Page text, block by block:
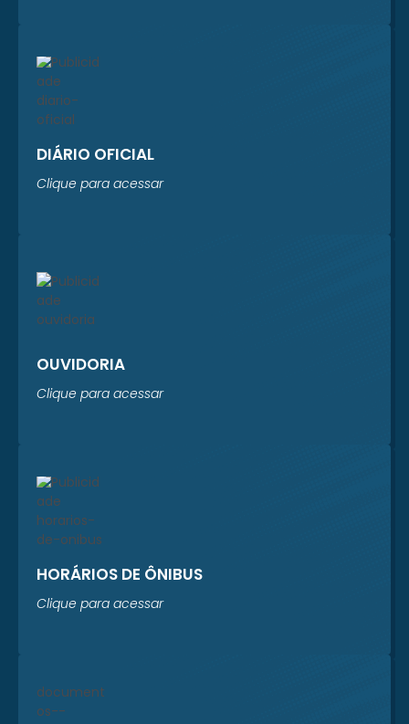
DIÁRIO OFICIAL
Clique para acessar
OUVIDORIA
Clique para acessar
HORÁRIOS DE ÔNIBUS
Clique para acessar